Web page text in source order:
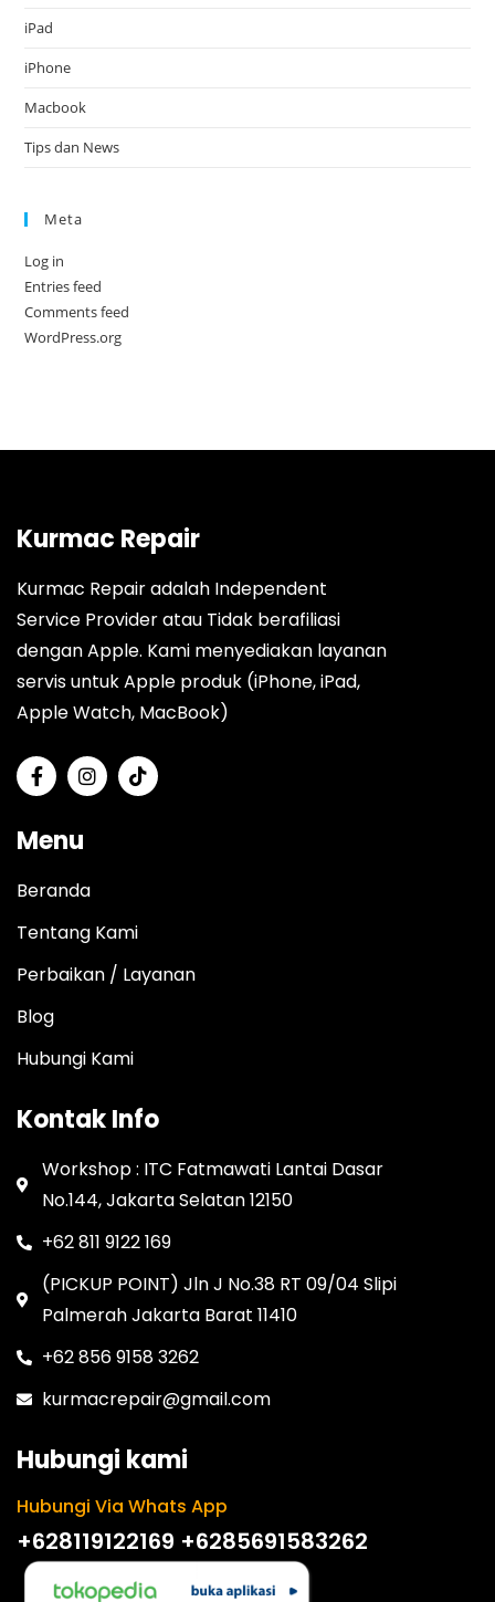
iPad
iPhone
Macbook
Tips dan News
Meta
Log in
Entries feed
Comments feed
WordPress.org
Kurmac Repair
Kurmac Repair adalah Independent
Service Provider atau Tidak berafiliasi
dengan Apple. Kami menyediakan layanan
servis untuk Apple produk (iPhone, iPad,
Apple Watch, MacBook)
Menu
Beranda
Tentang Kami
Perbaikan / Layanan
Blog
Hubungi Kami
Kontak Info
Workshop : ITC Fatmawati Lantai Dasar
No.144, Jakarta Selatan 12150
+62 811 9122 169
(PICKUP POINT) Jln J No.38 RT 09/04 Slipi
Palmerah Jakarta Barat 11410
+62 856 9158 3262
kurmacrepair@gmail.com
Hubungi kami
Hubungi Via Whats App
+628119122169 +6285691583262